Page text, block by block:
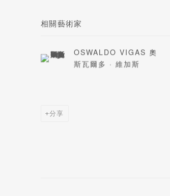
相關藝術家
OSWALDO VIGAS 奧
斯瓦爾多 · 維加斯
分享